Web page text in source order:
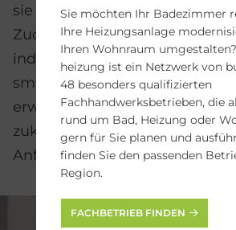
sie auch für Modernisierungen
Zudem lassen sich die
individuell durch
smarte Systemergänzungen
erweitern, wodurch sie eine
zukunftssichere Lösung für
Anforderungen darstellen.
Sie möchten Ihr Badezimmer
Ihre Heizungsanlage
Ihren Wohnraum
heizung ist ein Netzwerk von
48 besonders qualifizierten
Fachhandwerksbetrieben, die
rund um Bad, Heizung oder
gern für Sie planen und
finden Sie den passenden
Region.
FACHBETRIEB FINDEN